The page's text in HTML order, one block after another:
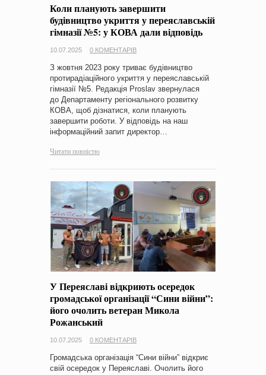
Коли планують завершити
будівництво укриття у переяславській
гімназії №5: у КОВА дали відповідь
10.07.2025 0 КОМЕНТАРІВ
З жовтня 2023 року триває будівництво
протирадіаційного укриття у переяславській
гімназії №5. Редакція Proslav звернулася
до Департаменту регіонального розвитку
КОВА, щоб дізнатися, коли планують
завершити роботи. У відповідь на наш
інформаційний запит директор…
Читати повністю
У Переяславі відкриють осередок
громадської організації “Сини війни”:
його очолить ветеран Микола
Рожанський
10.07.2025 0 КОМЕНТАРІВ
Громадська організація “Сини війни” відкриє
свій осередок у Переяславі. Очолить його